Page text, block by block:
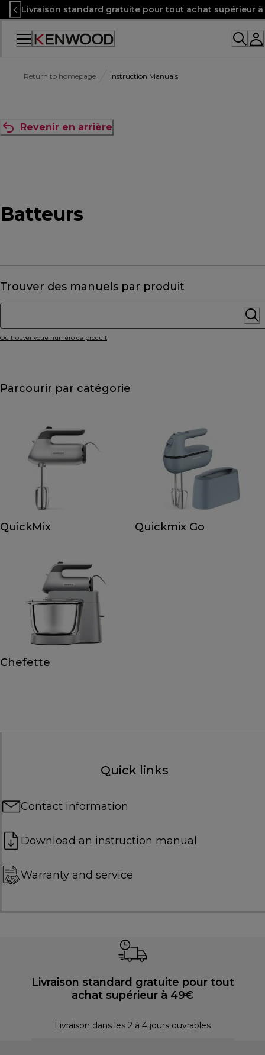
Skip
to
Content
Livraison standard gratuite pour tout achat supérieur
Accessibility
Return to homepage Instruction Manuals
Revenir en arrière
Batteurs
Trouver des manuels par produit
Où trouver votre numéro de produit
Parcourir par catégorie
QuickMix Quickmix Go
Chefette
Quick links
Contact information
Download an instruction manual
Warranty and service
Livraison standard gratuite pour tout
achat supérieur à 49€
Livraison dans les 2 à 4 jours ouvrables